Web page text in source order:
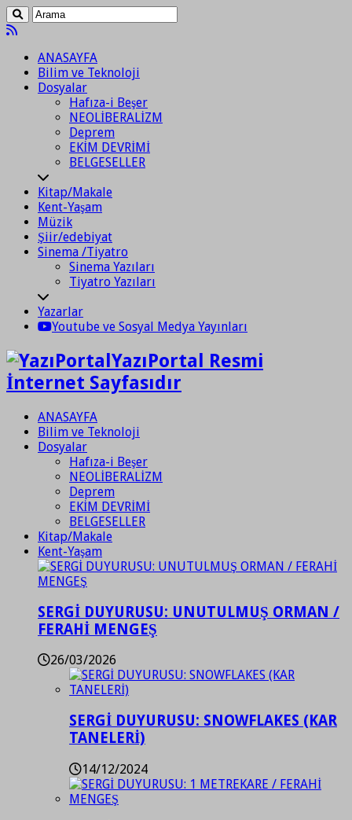
ANASAYFA
Bilim ve Teknoloji
Dosyalar
Hafıza-i Beşer
NEOLİBERALİZM
Deprem
EKİM DEVRİMİ
BELGESELLER
Kitap/Makale
Kent-Yaşam
Müzik
Şiir/edebiyat
Sinema /Tiyatro
Sinema Yazıları
Tiyatro Yazıları
Yazarlar
Youtube ve Sosyal Medya Yayınları
YazıPortal Resmi
İnternet Sayfasıdır
ANASAYFA
Bilim ve Teknoloji
Dosyalar
Hafıza-i Beşer
NEOLİBERALİZM
Deprem
EKİM DEVRİMİ
BELGESELLER
Kitap/Makale
Kent-Yaşam
SERGİ DUYURUSU: UNUTULMUŞ ORMAN /
FERAHİ MENGEŞ
26/03/2026
SERGİ DUYURUSU: SNOWFLAKES (KAR
TANELERİ)
14/12/2024